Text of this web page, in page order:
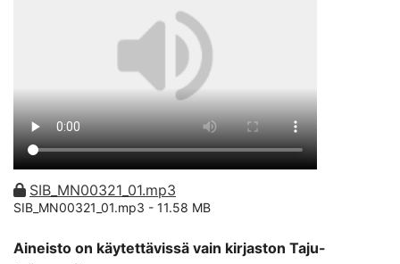
SIB_MN00321_01.mp3
SIB_MN00321_01.mp3 - 11.58 MB
Aineisto on käytettävissä vain kirjaston Taju-